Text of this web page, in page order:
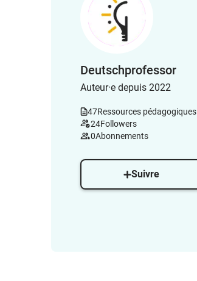
Deutschprofessor
Auteur·e depuis 2022
47Ressources pédagogiques
24Followers
0Abonnements
Suivre